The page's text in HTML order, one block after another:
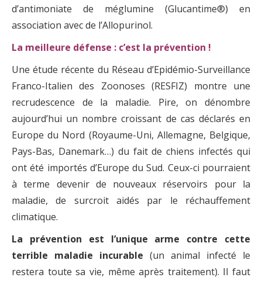
d’antimoniate de méglumine (Glucantime®) en
association avec de l’Allopurinol.
La meilleure défense : c’est la prévention !
Une étude récente du Réseau d’Epidémio-Surveillance
Franco-Italien des Zoonoses (RESFIZ) montre une
recrudescence de la maladie. Pire, on dénombre
aujourd’hui un nombre croissant de cas déclarés en
Europe du Nord (Royaume-Uni, Allemagne, Belgique,
Pays-Bas, Danemark…) du fait de chiens infectés qui
ont été importés d’Europe du Sud. Ceux-ci pourraient
à terme devenir de nouveaux réservoirs pour la
maladie, de surcroit aidés par le réchauffement
climatique.
La prévention est l’unique arme contre cette
terrible maladie incurable (un animal infecté le
restera toute sa vie, même après traitement). Il faut